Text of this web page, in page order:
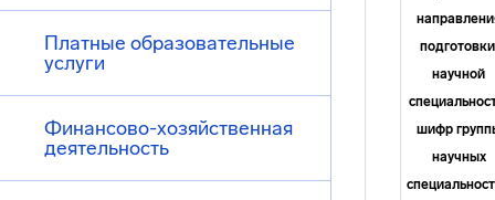
Платные образовательные
услуги
Финансово-хозяйственная
деятельность
научной
шифр
научных